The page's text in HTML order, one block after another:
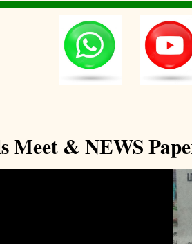
Meet & NEWS